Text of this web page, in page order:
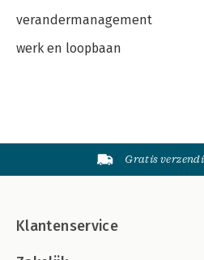
verandermanagement
werk en loopbaan
Gratis
Klantenservice